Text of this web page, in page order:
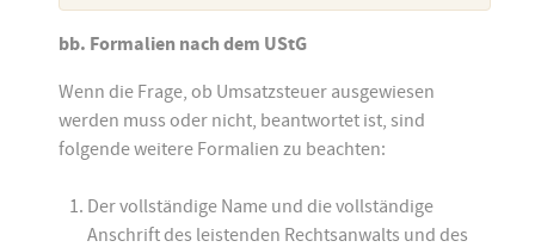
bb. Formalien nach dem UStG
Wenn die Frage, ob Umsatzsteuer ausgewiesen
werden muss oder nicht, beantwortet ist, sind
folgende weitere Formalien zu beachten:
Der vollständige Name und die vollständige
Anschrift des leistenden Rechtsanwalts und des